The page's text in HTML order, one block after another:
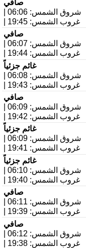
صافي
| شروق الشمس: 06:06
| غروب الشمس: 19:45
صافي
| شروق الشمس: 06:07
| غروب الشمس: 19:44
غائم جزئياً
| شروق الشمس: 06:08
| غروب الشمس: 19:43
صافي
| شروق الشمس: 06:09
| غروب الشمس: 19:42
غائم جزئياً
| شروق الشمس: 06:09
| غروب الشمس: 19:41
غائم جزئياً
| شروق الشمس: 06:10
| غروب الشمس: 19:40
صافي
| شروق الشمس: 06:11
| غروب الشمس: 19:39
صافي
| شروق الشمس: 06:12
| غروب الشمس: 19:38